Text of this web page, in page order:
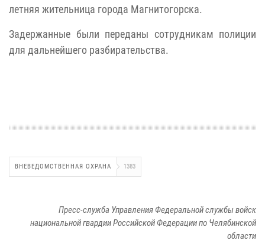
летняя жительница города Магнитогорска.
Задержанные были переданы сотрудникам полиции
для дальнейшего разбирательства.
ВНЕВЕДОМСТВЕННАЯ ОХРАНА 1383
Пресс-служба Управления Федеральной службы войск
национальной гвардии Российской Федерации по Челябинской
области